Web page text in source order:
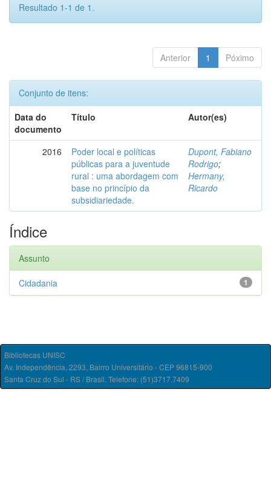
Resultado 1-1 de 1.
Anterior 1 Póximo
Conjunto de itens:
Data do
documento
Título Autor(es)
2016
Poder local e políticas
públicas para a juventude
rural : uma abordagem com
base no princípio da
subsidiariedade.
Dupont, Fabiano
Rodrigo;
Hermany,
Ricardo
Índice
Assunto
1
Cidadania
Bibliotecas UNISC
Av. Independência, 2293, Bairro Universitário - CEP 96815-900
Santa Cruz do Sul - RS / Brasil. Telefone: (51)3717.7409